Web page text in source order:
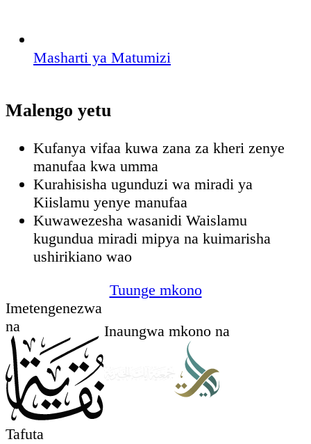
Masharti ya Matumizi
Malengo yetu
Kufanya vifaa kuwa zana za kheri zenye
manufaa kwa umma
Kurahisisha ugunduzi wa miradi ya
Kiislamu yenye manufaa
Kuwawezesha wasanidi Waislamu
kugundua miradi mipya na kuimarisha
ushirikiano wao
Tuunge mkono
Imetengenezwa
na
Inaungwa mkono na
Tafuta